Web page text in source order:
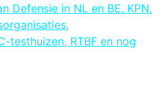
Defensie in NL en BE, KPN,
testhuizen, RTBF en nog